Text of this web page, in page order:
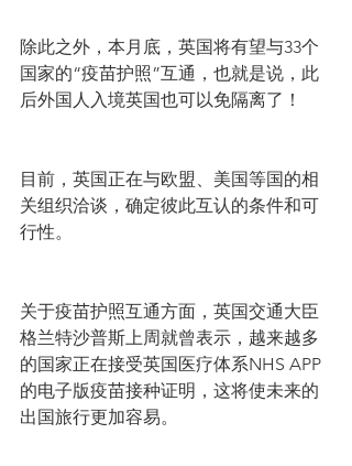
除此之外，本月底，英国将有望与33个
国家的“疫苗护照”互通，也就是说，此
后外国人入境英国也可以免隔离了！
目前，英国正在与欧盟、美国等国的相
关组织洽谈，确定彼此互认的条件和可
行性。
关于疫苗护照互通方面，英国交通大臣
格兰特沙普斯上周就曾表示，越来越多
的国家正在接受英国医疗体系NHS APP
的电子版疫苗接种证明，这将使未来的
出国旅行更加容易。